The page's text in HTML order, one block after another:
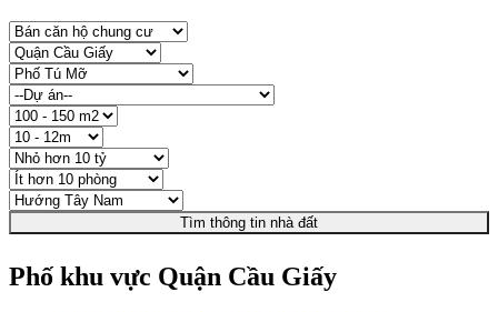
Tìm thông tin nhà đất
Phố khu vực Quận Cầu Giấy